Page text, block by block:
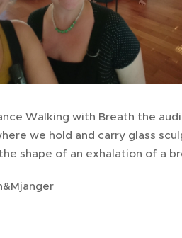
Walking with Breath the
we hold and carry glass
shape of an exhalation of a